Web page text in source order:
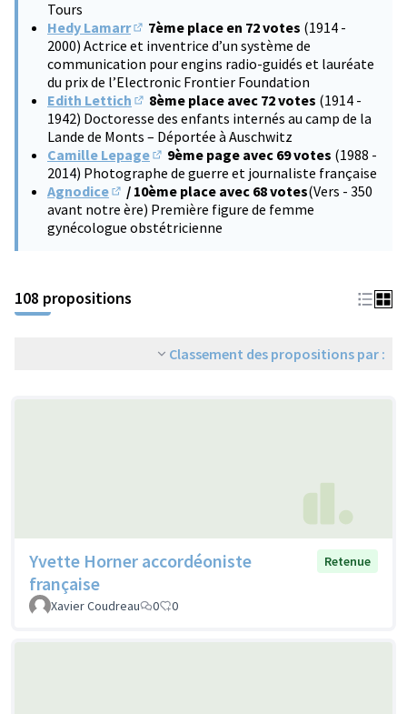
Tours
Hedy Lamarr
(S'ouvre dans un nouvel onglet)
7ème place en 72 votes (1914 -
2000) Actrice et inventrice d’un système de
communication pour engins radio-guidés et lauréate
du prix de l’Electronic Frontier Foundation
Edith Lettich
(S'ouvre dans un nouvel onglet)
8ème place avec 72 votes (1914 -
1942) Doctoresse des enfants internés au camp de la
Lande de Monts – Déportée à Auschwitz
Camille Lepage
(S'ouvre dans un nouvel onglet)
9ème page avec 69 votes (1988 -
2014) Photographe de guerre et journaliste française
Agnodice
(S'ouvre dans un nouvel onglet)
/ 10ème place avec 68 votes(Vers - 350
avant notre ère) Première figure de femme
gynécologue obstétricienne
108 propositions
Classement des propositions par :
Yvette Horner accordéoniste
française
Retenue
Xavier Coudreau 0 0